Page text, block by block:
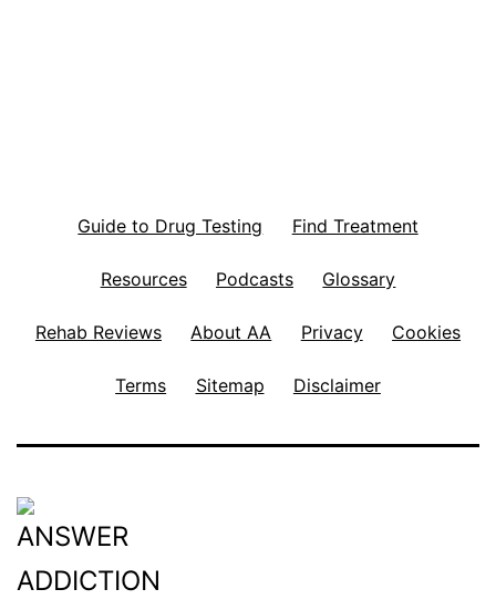
Guide to Drug Testing Find Treatment
Resources Podcasts Glossary
Rehab Reviews About AA Privacy Cookies
Terms Sitemap Disclaimer